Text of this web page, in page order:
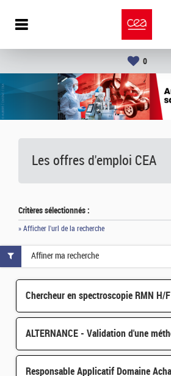
0
Les offres d'emploi CEA
Critères sélectionnés :
» Afficher l'url de la recherche
Chercheur en spectroscopie RMN H/F
Affiner ma recherche